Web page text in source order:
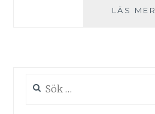
LÄS MER
efter: